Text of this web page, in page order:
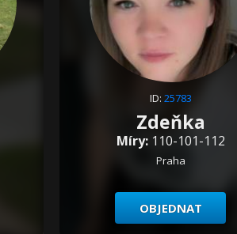
ID: 25783
Zdeňka
Míry:110-101-112
Praha
OBJEDNAT